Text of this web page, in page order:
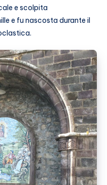
e scolpita
e fu nascosta durante il